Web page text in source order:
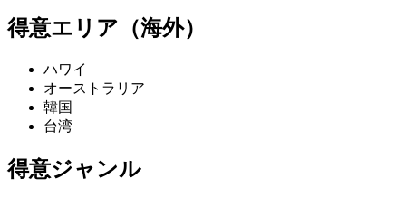
得意エリア（海外）
ハワイ
オーストラリア
韓国
台湾
得意ジャンル